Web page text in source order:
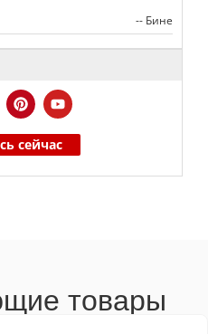
-- Бине
сейчас
товары